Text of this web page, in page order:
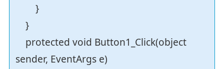
}
}
protected void Button1_Click(object
sender, EventArgs e)